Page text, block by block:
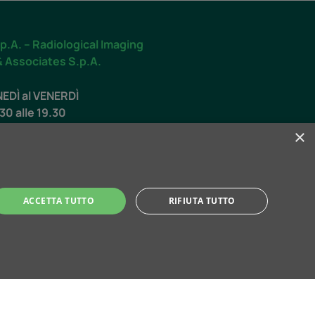
– Radiological Imaging
Associates S.p.A.
al VENERDÌ
alle 19.30
alle 12.30
×
ACCETTA TUTTO RIFIUTA TUTTO